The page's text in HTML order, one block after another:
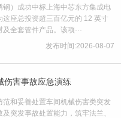
）成功中标上海中芯东方集成电
座总投资超三百亿元的 12 英寸
全套管件产品。该项···
发布时间:2026-08-07
伤害事故应急演练
和妥善处置车间机械伤害类突发
突发事故处置能力，筑牢法兰、